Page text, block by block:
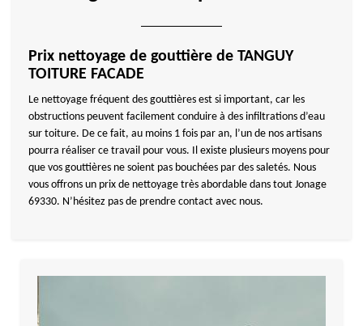
Prix nettoyage de gouttière de TANGUY
TOITURE FACADE
Le nettoyage fréquent des gouttières est si important, car les
obstructions peuvent facilement conduire à des infiltrations d’eau
sur toiture. De ce fait, au moins 1 fois par an, l’un de nos artisans
pourra réaliser ce travail pour vous. Il existe plusieurs moyens pour
que vos gouttières ne soient pas bouchées par des saletés. Nous
vous offrons un prix de nettoyage très abordable dans tout Jonage
69330. N’hésitez pas de prendre contact avec nous.